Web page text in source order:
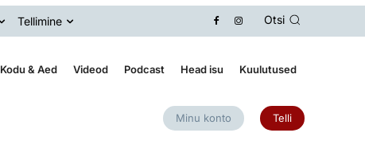
Tellimine Otsi
Kodu & Aed Videod Podcast Head isu Kuulutused
Minu konto Telli